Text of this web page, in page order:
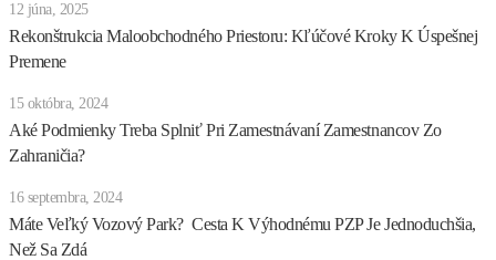
12 júna, 2025
Rekonštrukcia Maloobchodného Priestoru: Kľúčové Kroky K Úspešnej
Premene
15 októbra, 2024
Aké Podmienky Treba Splniť Pri Zamestnávaní Zamestnancov Zo
Zahraničia?
16 septembra, 2024
Máte Veľký Vozový Park? Cesta K Výhodnému PZP Je Jednoduchšia,
Než Sa Zdá